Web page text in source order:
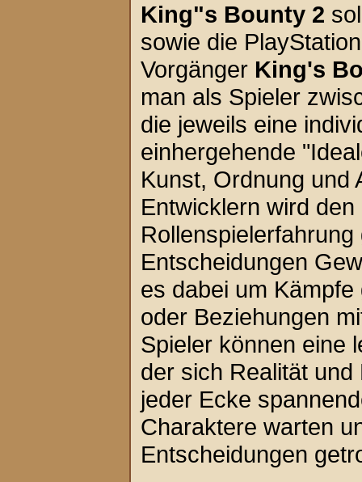
King"s Bounty 2
sowie die
Vorgänger King's
man als Spieler
die jeweils eine
einhergehende
Kunst, Ordnung und
Entwicklern wird
Entscheidungen
es dabei um
oder Beziehungen
Spieler können eine
der sich Realität
jeder Ecke
Charaktere warten
Entscheidungen